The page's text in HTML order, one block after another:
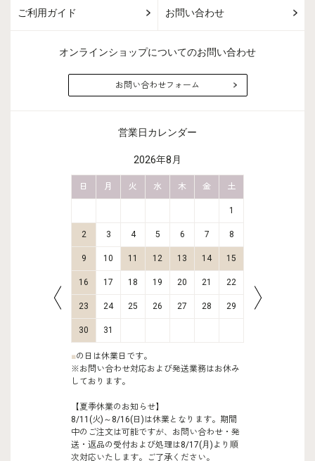
ご利用ガイド お問い合わせ
オンラインショップについてのお問い合わせ
お問い合わせフォーム
営業日カレンダー
2026年8月
日 月 火 水 木 金 土
1
2 3 4 5 6 7 8
9 10 11 12 13 14 15
16 17 18 19 20 21 22
23 24 25 26 27 28 29
30 31
■の日は休業日です。
※お問い合わせ対応および発送業務はお休み
しております。
【夏季休業のお知らせ】
8/11(火)～8/16(日)は休業となります。期間
中のご注文は可能ですが、お問い合わせ・発
送・返品の受付および処理は8/17(月)より順
次対応いたします。ご了承ください。